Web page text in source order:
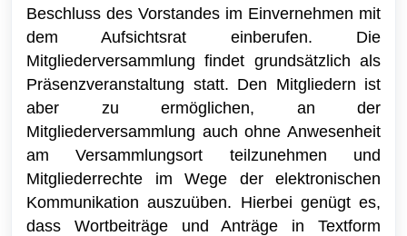
Beschluss des Vorstandes im Einvernehmen mit
dem Aufsichtsrat einberufen. Die
Mitgliederversammlung findet grundsätzlich als
Präsenzveranstaltung statt. Den Mitgliedern ist
aber zu ermöglichen, an der
Mitgliederversammlung auch ohne Anwesenheit
am Versammlungsort teilzunehmen und
Mitgliederrechte im Wege der elektronischen
Kommunikation auszuüben. Hierbei genügt es,
dass Wortbeiträge und Anträge in Textform